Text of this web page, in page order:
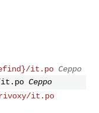
it.po Ceppo
it.po Ceppo
it.po